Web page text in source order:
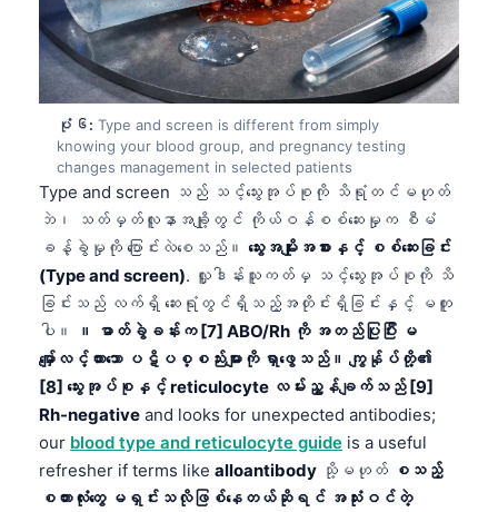
ပုံ ၆: Type and screen is different from simply
knowing your blood group, and pregnancy testing
changes management in selected patients
Type and screen သည် သင့်သွေးအုပ်စုကို သိရုံတင်မဟုတ်
ဘဲ၊ သတ်မှတ်လူနာအချို့တွင် ကိုယ်ဝန်စစ်ဆေးမှုက စီမံ
ခန့်ခွဲမှုကို ပြောင်းလဲစေသည်။ သွေးအမျိုးအစားနှင့် စစ်ဆေးခြင်း
(Type and screen). လှူဒါန်းသူကတ်မှ သင့်သွေးအုပ်စုကို သိ
ခြင်းသည် လက်ရှိ ဆေးရုံတွင်ရှိသည့်အတိုင်းရှိခြင်းနှင့် မတူ
ပါ။
။ ဓာတ်ခွဲခန်းက [7] ABO/Rh ကို အတည်ပြုပြီး မ
မျှော်လင့်ထားသော ပဋိပစ္စည်းများကို ရှာဖွေသည်။ ကျွန်ုပ်တို့၏
[8] သွေးအုပ်စုနှင့် reticulocyte လမ်းညွှန်ချက်သည် [9]
Rh-negative and looks for unexpected antibodies;
our blood type and reticulocyte guide is a useful
refresher if terms like alloantibody သို့မဟုတ် စသည့်
စကားလုံးတွေ မရှင်းသလိုဖြစ်နေတယ်ဆိုရင် အသုံးဝင်တဲ့
Հայերեն
Íslenska
Српски језик
Svenska
Bosanski
Azərbaycan dili
Eesti
日本語
Čeština
ქართული
Русский
Lietuvių kalba
Polski
한국어